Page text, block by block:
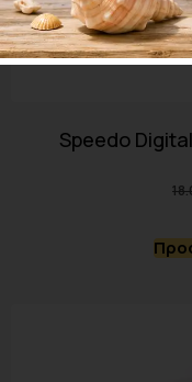
Speedo